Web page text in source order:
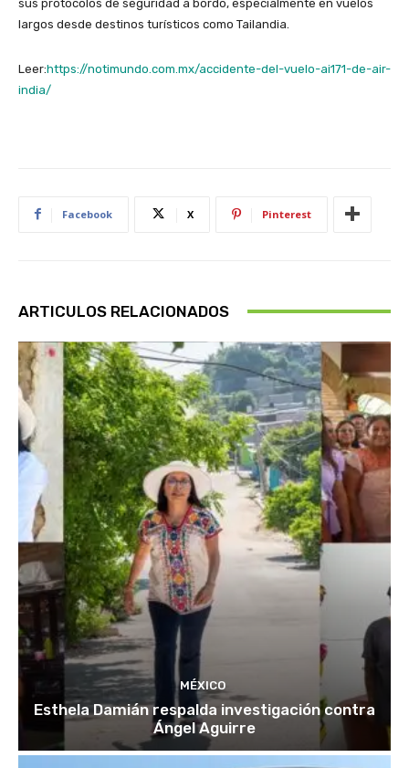
sus protocolos de seguridad a bordo, especialmente en vuelos
largos desde destinos turísticos como Tailandia.
Leer:https://notimundo.com.mx/accidente-del-vuelo-ai171-de-air-
india/
Facebook X Pinterest
ARTICULOS RELACIONADOS
MÉXICO
Esthela Damián respalda investigación contra
Ángel Aguirre